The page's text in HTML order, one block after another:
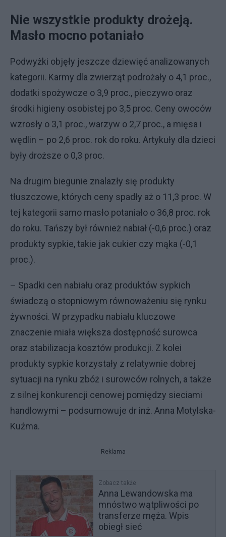
Nie wszystkie produkty drożeją.
Masło mocno potaniało
Podwyżki objęły jeszcze dziewięć analizowanych
kategorii. Karmy dla zwierząt podrożały o 4,1 proc.,
dodatki spożywcze o 3,9 proc., pieczywo oraz
środki higieny osobistej po 3,5 proc. Ceny owoców
wzrosły o 3,1 proc., warzyw o 2,7 proc., a mięsa i
wędlin – po 2,6 proc. rok do roku. Artykuły dla dzieci
były droższe o 0,3 proc.
Na drugim biegunie znalazły się produkty
tłuszczowe, których ceny spadły aż o 11,3 proc. W
tej kategorii samo masło potaniało o 36,8 proc. rok
do roku. Tańszy był również nabiał (-0,6 proc.) oraz
produkty sypkie, takie jak cukier czy mąka (-0,1
proc.).
– Spadki cen nabiału oraz produktów sypkich
świadczą o stopniowym równoważeniu się rynku
żywności. W przypadku nabiału kluczowe
znaczenie miała większa dostępność surowca
oraz stabilizacja kosztów produkcji. Z kolei
produkty sypkie korzystały z relatywnie dobrej
sytuacji na rynku zbóż i surowców rolnych, a także
z silnej konkurencji cenowej pomiędzy sieciami
handlowymi – podsumowuje dr inż. Anna Motylska-
Kuźma.
Reklama
Zobacz także
Anna Lewandowska ma
mnóstwo wątpliwości po
transferze męża. Wpis
obiegł sieć